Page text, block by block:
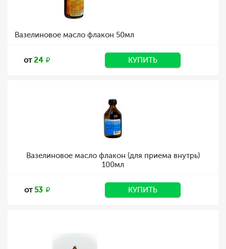
Вазелиновое масло флакон 50мл
от24 КУПИТЬ
Вазелиновое масло флакон (для приема внутрь)
100мл
от53 КУПИТЬ